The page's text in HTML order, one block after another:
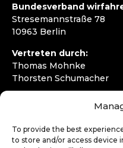
To provide the best
to store and/or access device
Bundesverband
Stresemannstraße 78
10963 Berlin
Vertreten durch:
Thomas Mohnke
Thorsten Schumacher
RECHTLICHES